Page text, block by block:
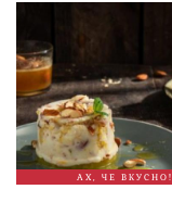
АХ, ЧЕ ВКУСНО!